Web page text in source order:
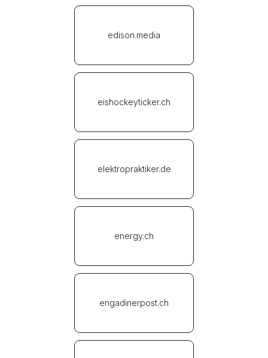
edison.media
eishockeyticker.ch
elektropraktiker.de
energy.ch
engadinerpost.ch